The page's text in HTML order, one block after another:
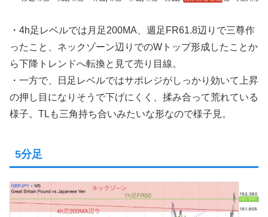
・4h足レベルでは月足200MA、週足FR61.8辺りで三尊作
ったこと、ネックゾーン辺りでのWトップ形成したことか
ら下降トレンドへ転換と見て売り目線。
・一方で、日足レベルではサポレジがしっかり効いて上昇
の押し目になりそうで下げにくく、揉み合って荒れている
様子。TLも三角持ち合いみたいな形なので様子見。
5分足